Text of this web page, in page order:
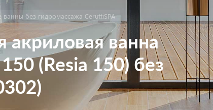
ванны без гидромассажа CeruttiSPA
ванна
(Resia 150) без